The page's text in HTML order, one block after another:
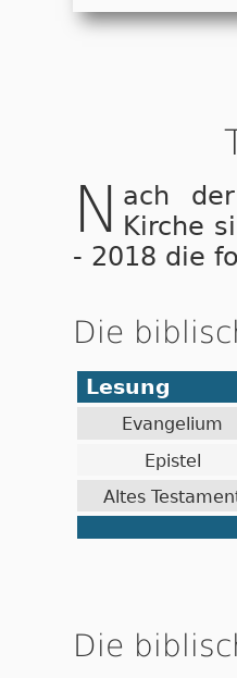
N ach
Kirche
- 2018 die
Die
Lesung
Evangelium
Epistel
Altes
Die